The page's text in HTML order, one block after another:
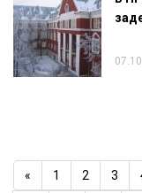
« 1 2 3